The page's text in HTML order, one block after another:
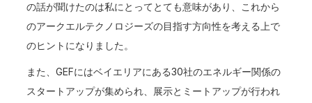
の話が聞けたのは私にとってとても意味があり、これから
のアークエルテクノロジーズの目指す方向性を考える上で
のヒントになりました。
また、GEFにはベイエリアにある30社のエネルギー関係の
スタートアップが集められ、展示とミートアップが行われ